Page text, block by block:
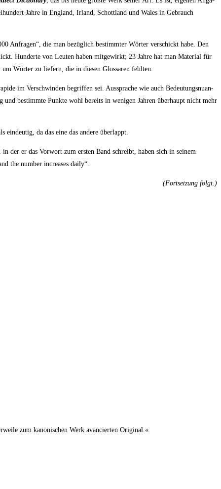
Jah­re in Eng­land, Irland, Schott­land und Wales in Gebrauch
Anfra­gen“, die man bezüg­lich bestimm­ter Wör­ter ver­schickt habe. Den
Hun­der­te von Leu­ten haben mit­ge­wirkt; 23 Jah­re hat man Mate­ri­al für
um Wör­ter zu lie­fern, die in die­sen Glos­sa­ren fehlten.
im Ver­schwin­den begrif­fen sei. Aus­spra­che wie auch Bedeu­tungs­nu­an­
bestimm­te Punk­te wohl bereits in weni­gen Jah­ren über­haupt nicht mehr
ein­deu­tig, da das eine das ande­re überlappt.
der er das Vor­wort zum ers­ten Band schreibt, haben sich in sei­nem
the num­ber increa­ses daily“.
(Fort­set­zung folgt.)
zum kanonischen Werk avancierten Original.«